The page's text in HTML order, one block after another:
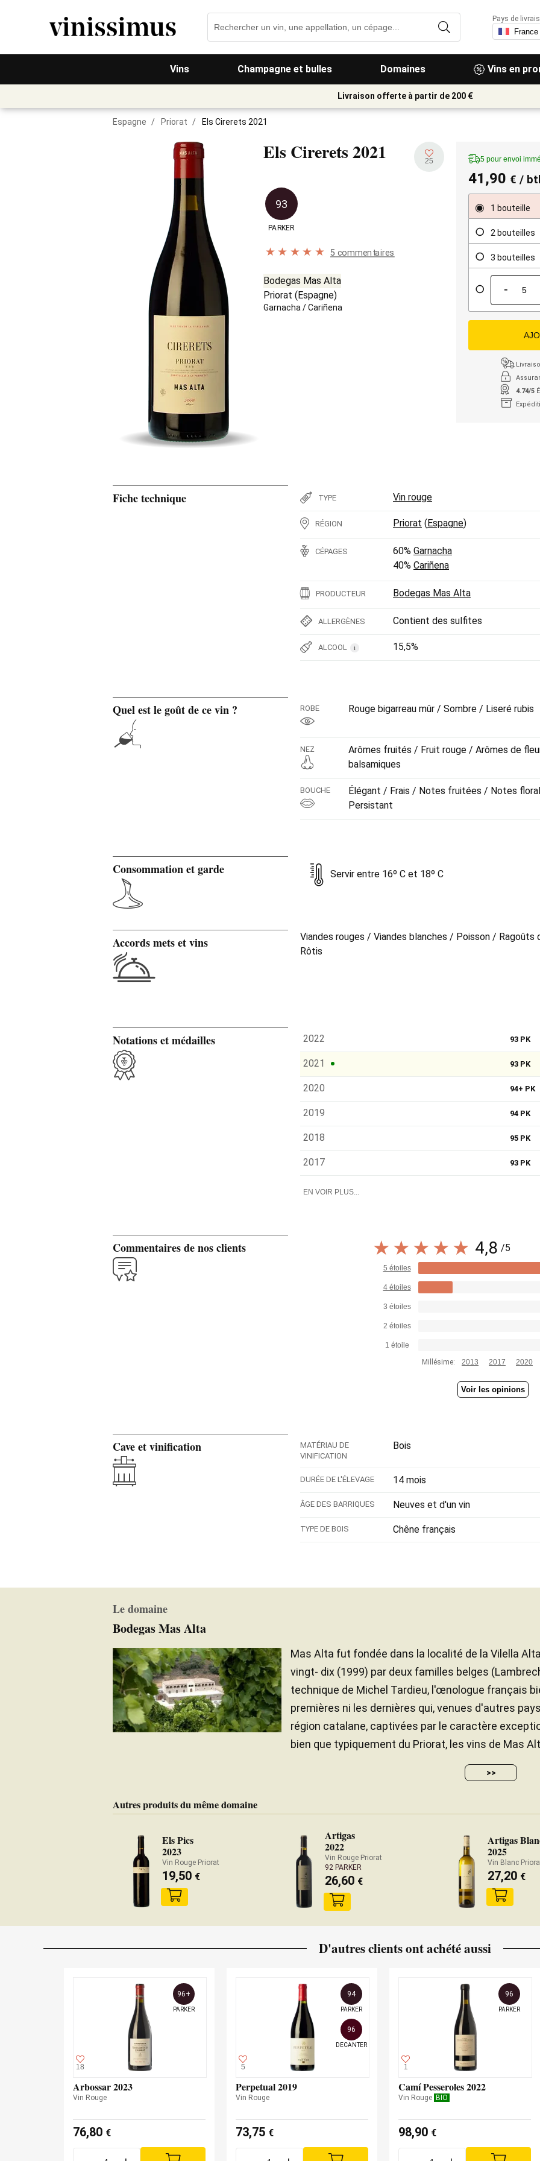
Vins Champagne et bulles Domaines Vins en
Pays de
Livraison offerte à partir de 200 €
Espagne / Priorat / Els Cirerets 2021
Els Cirerets2021 25
93
PARKER
5 commentaires
Bodegas Mas Alta
Priorat (Espagne)
Garnacha /Cariñena
5 pour envoi
41,90 € /
1 bouteille
2 bouteilles
3 bouteilles
-
4.74/5
Fiche technique TYPE Vin rouge
RÉGION Priorat (Espagne)
CÉPAGES 60% Garnacha
40% Cariñena
PRODUCTEUR Bodegas Mas Alta
ALLERGÈNES Contient des sulfites
ALCOOL i 15,5%
Quel est le goût de ce vin ? ROBE Rouge bigarreau mûr / Sombre / Liseré rubis
NEZ
Arômes fruités / Fruit rouge / Arômes de
balsamiques
BOUCHE
Élégant / Frais / Notes fruitées / Notes
Persistant
Consommation et garde Servir entre 16º C et 18º C
Accords mets et vins
Viandes rouges / Viandes blanches / Poisson /
Rôtis
Notations et médailles 2022 93 PK
2021 93 PK
2020 94+ PK
2019 94 PK
2018 95 PK
2017 93 PK
EN VOIR PLUS...
Commentaires de nos clients 4,8 /5
5 étoiles
4 étoiles
3 étoiles
2 étoiles
1 étoile
Millésime:
2013 2017 2020
Voir les opinions
Cave et vinification
MATÉRIAU DE
VINIFICATION
Bois
DURÉE DE L'ÉLEVAGE 14 mois
ÂGE DES BARRIQUES Neuves et d'un vin
TYPE DE BOIS Chêne français
Le domaine
Bodegas Mas Alta
Mas Alta fut fondée dans la localité de la Vilella
vingt- dix (1999) par deux familles belges
technique de Michel Tardieu, l'œnologue français
premières ni les dernières qui, venues d'autres
région catalane, captivées par le caractère
bien que typiquement du Priorat, les vins de Mas
>>
Autres produits du même domaine
Els Pics
2023
Vin Rouge Priorat
19,50 €
Artigas
2022
Vin Rouge Priorat
92 PARKER
26,60 €
Artigas
2025
Vin Blanc
27,20 €
D'autres clients ont achété aussi
18
96+
PARKER
Arbossar 2023
Vin Rouge
76,80 €
5
94
PARKER
96
DECANTER
Perpetual 2019
Vin Rouge
73,75 €
1
96
PARKER
Camí Pesseroles 2022
Vin Rouge BIO
98,90 €